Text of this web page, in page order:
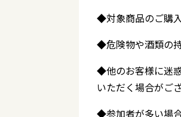
◆対象商品のご購
◆危険物や酒類の
◆他のお客様に迷
いただく場合がご
◆参加者が多い場